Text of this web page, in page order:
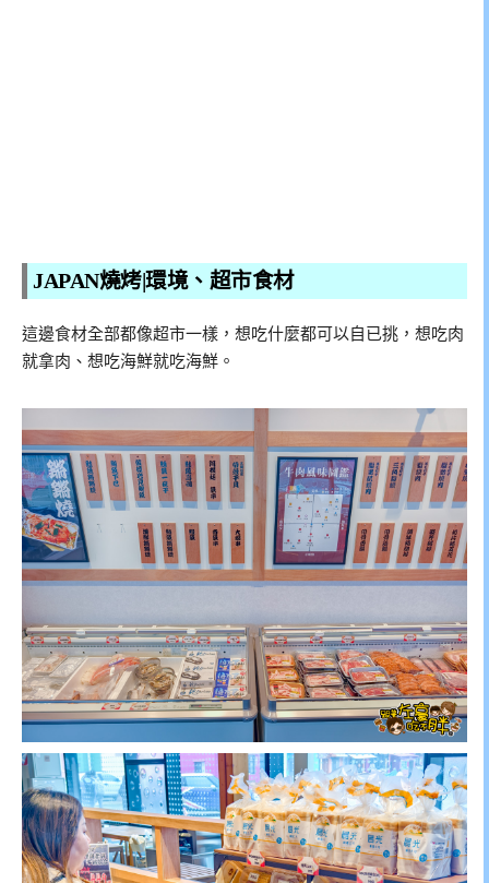
JAPAN燒烤|環境、超市食材
這邊食材全部都像超市一樣，想吃什麼都可以自已挑，想吃肉
就拿肉、想吃海鮮就吃海鮮。